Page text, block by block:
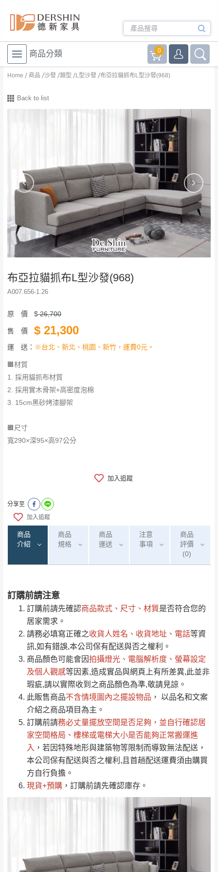
商品分類 0
Home 商品 沙發 類型 L型沙發 布亞拉貓抓布L型沙發(968)
Back to list
布亞拉貓抓布L型沙發(968)
A007.656-1.26
原 價 $26,700
售 價 $ 21,300
運 送： ※台北、新北、桃園、新竹，運費0元。
🟧材質
1. 採用貓抓布材質
2. 採用實木骨架+高密度泡棉
3. 15cm黑砂烤漆腳架
🟧尺寸
寬290×深95×高97公分
加入追蹤
分享至
加入追蹤
商品
介紹
商品
規格
商品
運送
注意
事項
商品
評價
(0)
訂購前請注意
訂購前請先確認商品款式、尺寸、材質是否符合您的
居家需求。
請務必填寫正確之收貨人姓名、收貨地址、電話等資
訊,如有錯誤,本公司保有配送與否之權利。
商品顏色可能會因拍攝燈光、電腦解析度、螢幕設定
及個人觀感等因素,造成實品與網頁上有所差異,此並非
瑕疵,請以實際收到之商品顏色為準,敬請見諒。
此販售商品不含情境圖內之擺設物品 ， 以品名和文案
介紹之商品項目為主。
訂購前請務必丈量擺放空間是否足夠 ，並自行確認居
家空間格局、 樓梯或電梯大小是否能夠正常搬運進
入 ，若因特殊地形與建築物等限制而導致無法配送，
本公司保有配送與否之權利,且首趟配送運費須由購買
方自行負擔。
現貨+預購 ，訂購前請先確認庫存。
運 費 說 明
運送地區 運送費用
偏遠地區
（請先線上詢問 LINE
→@dershin ）
桃園
免 運
費
＊A108產品另收運費
復興鄉
新竹
峨眉鄉、五峰鄉、
橫山、北埔鄉、尖
石鄉、寶山鄉山
區、新埔山區、芎
雙溪、貢寮、烏
來、平溪、九份、
石門、林口 下福
注意事項：
由於品項繁多，網頁無法及時更新，如有需
要購買商品，請於出發前來電或到「官方
Line客服」來信確認商品是否有「現貨」與
「金額」。
若商品價格或庫存有異常，商家有權取消訂
單。部分網路商品恕無法更改原設計或客製，敬請
見諒！
接單後二日內(不含例假日)，我們客服會與您
電話聯絡或E-Mail通知確認訂單。
（線上客
服 LINE → @dershin）
下單前先詢問是否現貨 ，若未詢問下單後無
現貨我們客服會再來電或E-Mail與您聯絡
（洽詢方式請搜尋 Line ID →
地區恕無法提供運送 (詳見運送規章)。
苗栗至基隆；其它地區暫不開放，如因特殊
地型限制(山區、鄉、鎮、村)、樓梯太小、無
0/5 (0)筆
全部 依評論高至低排列
依評論低至高排列 只顯示附上圖片
只顯示附上評論